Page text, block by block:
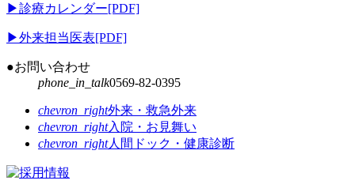
▶診療カレンダー[PDF]
▶外来担当医表[PDF]
●お問い合わせ
phone_in_talk0569-82-0395
chevron_right外来・救急外来
chevron_right入院・お見舞い
chevron_right人間ドック・健康診断